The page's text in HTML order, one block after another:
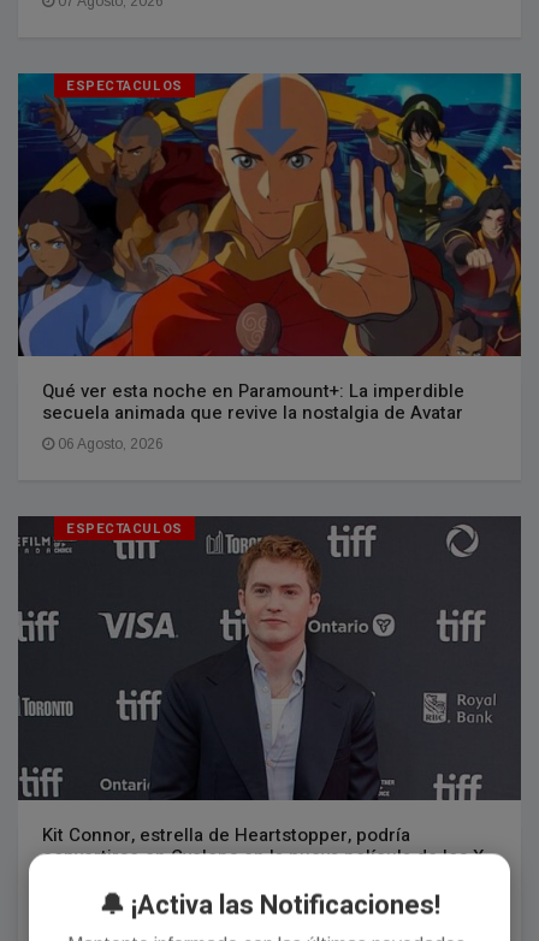
ESPECTACULOS
Qué ver esta noche en Paramount+: La imperdible
secuela animada que revive la nostalgia de Avatar
06 Agosto, 2026
ESPECTACULOS
Kit Connor, estrella de Heartstopper, podría
convertirse en Cyclops en la nueva película de los X-
06 Agosto, 2026
🔔 ¡Activa las Notificaciones!